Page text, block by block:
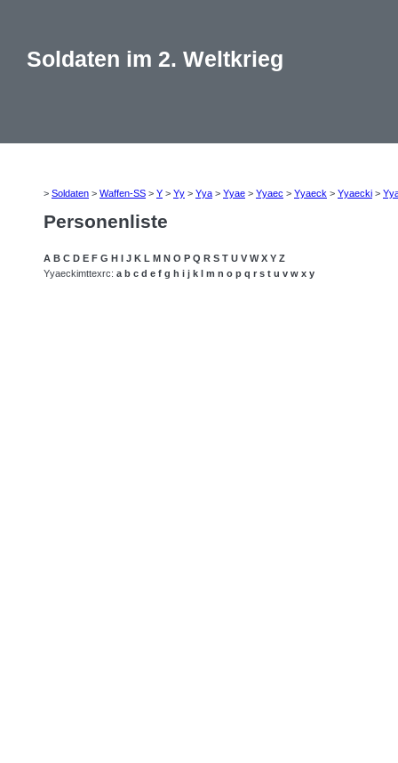
Soldaten im 2. Weltkrieg
> Soldaten > Waffen-SS > Y > Yy > Yya > Yyae > Yyaec > Yyaeck > Yyaecki >
Personenliste
A B C D E F G H I J K L M N O P Q R S T U V W X Y Z
Yyaeckimttexrc: a b c d e f g h i j k l m n o p q r s t u v w x y